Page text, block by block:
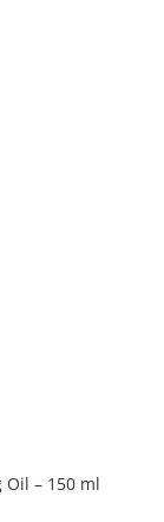
Oil – 150 ml